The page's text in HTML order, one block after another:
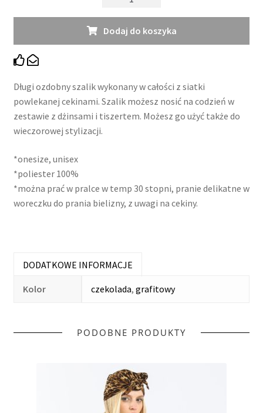
Sake
Dodaj do koszyka
Długi ozdobny szalik wykonany w całości z siatki
powlekanej cekinami. Szalik możesz nosić na codzień w
zestawie z dżinsami i tiszertem. Możesz go użyć także do
wieczorowej stylizacji.
*onesize, unisex
*poliester 100%
*można prać w pralce w temp 30 stopni, pranie delikatne w
woreczku do prania bielizny, z uwagi na cekiny.
DODATKOWE INFORMACJE
Kolor czekolada, grafitowy
PODOBNE PRODUKTY